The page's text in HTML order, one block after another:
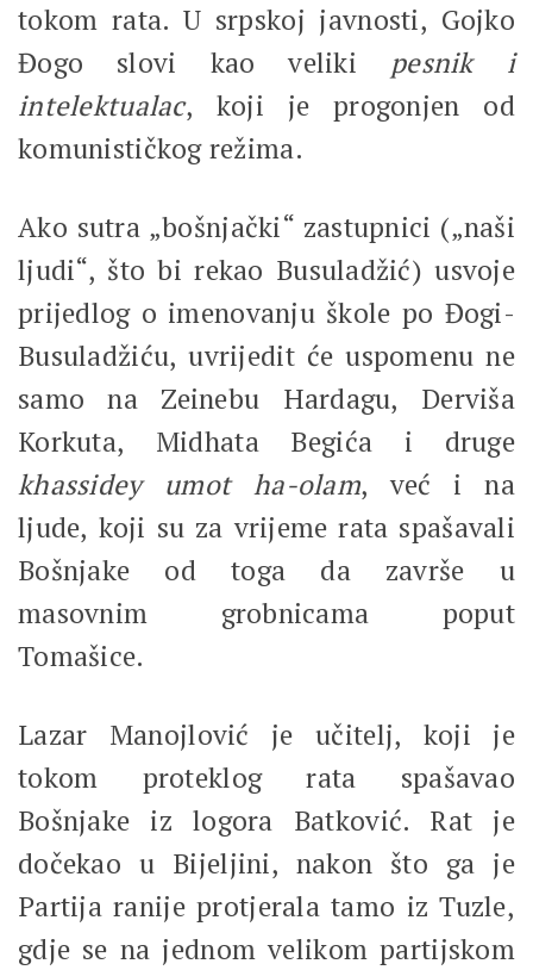
tokom rata. U srpskoj javnosti, Gojko
Đogo slovi kao veliki pesnik i
intelektualac, koji je progonjen od
komunističkog režima.
Ako sutra „bošnjački“ zastupnici („naši
ljudi“, što bi rekao Busuladžić) usvoje
prijedlog o imenovanju škole po Đogi-
Busuladžiću, uvrijedit će uspomenu ne
samo na Zeinebu Hardagu, Derviša
Korkuta, Midhata Begića i druge
khassidey umot ha-olam, već i na
ljude, koji su za vrijeme rata spašavali
Bošnjake od toga da završe u
masovnim grobnicama poput
Tomašice.
Lazar Manojlović je učitelj, koji je
tokom proteklog rata spašavao
Bošnjake iz logora Batković. Rat je
dočekao u Bijeljini, nakon što ga je
Partija ranije protjerala tamo iz Tuzle,
gdje se na jednom velikom partijskom